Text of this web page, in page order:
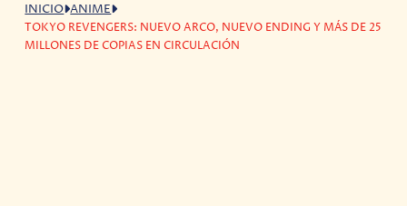
INICIO ANIME
TOKYO REVENGERS: NUEVO ARCO, NUEVO ENDING Y MÁS DE 25
MILLONES DE COPIAS EN CIRCULACIÓN